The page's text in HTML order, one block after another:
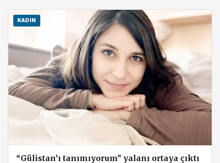
KADIN
“Gülistan’ı tanımıyorum” yalanı ortaya çıktı